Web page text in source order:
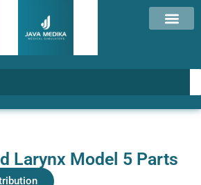
Larynx Model 5 Parts